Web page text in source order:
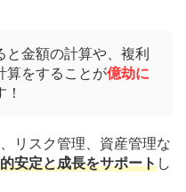
と金額の計算や、複利
算をすることが億劫に
！
リスク管理、資産管理な
安定と成長をサポートし